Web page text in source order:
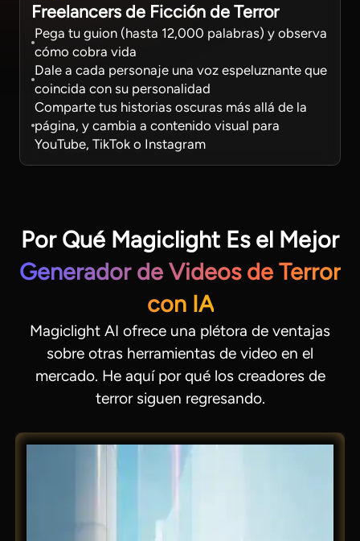
Freelancers de Ficción de Terror
Pega tu guion (hasta 12,000 palabras) y observa
cómo cobra vida
Dale a cada personaje una voz espeluznante que
coincida con su personalidad
Comparte tus historias oscuras más allá de la
página, y cambia a contenido visual para
YouTube, TikTok o Instagram
Por Qué Magiclight Es el Mejor
Generador de Videos de Terror
con IA
Magiclight AI ofrece una plétora de ventajas
sobre otras herramientas de video en el
mercado. He aquí por qué los creadores de
terror siguen regresando.